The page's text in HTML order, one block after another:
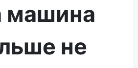
машина
не